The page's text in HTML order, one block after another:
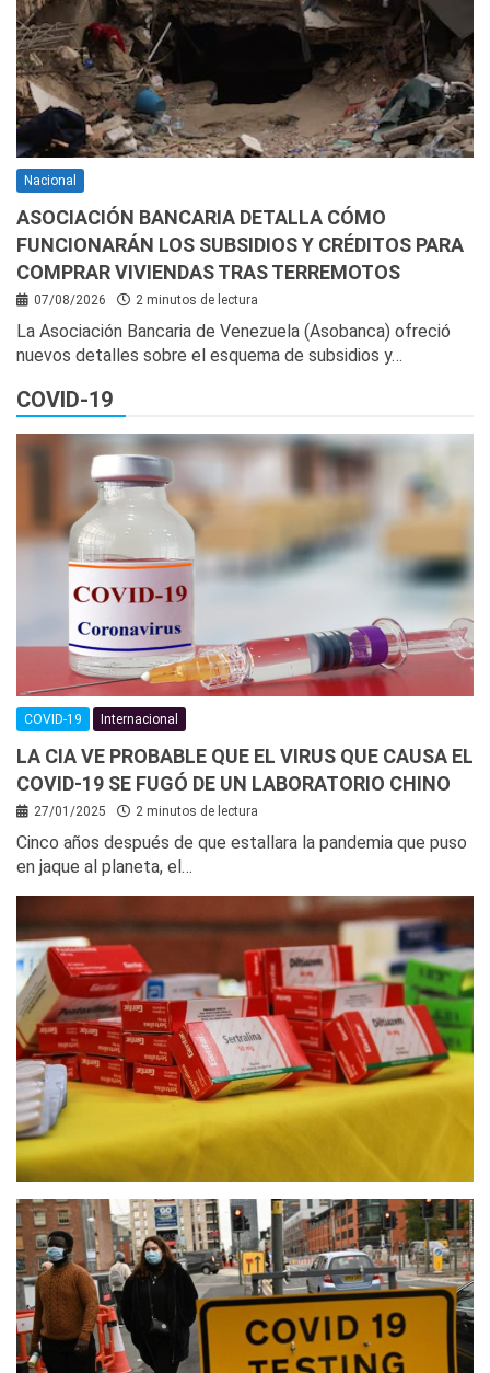
Nacional
ASOCIACIÓN BANCARIA DETALLA CÓMO
FUNCIONARÁN LOS SUBSIDIOS Y CRÉDITOS PARA
COMPRAR VIVIENDAS TRAS TERREMOTOS
07/08/2026 2 minutos de lectura
La Asociación Bancaria de Venezuela (Asobanca) ofreció
nuevos detalles sobre el esquema de subsidios y…
COVID-19
COVID-19 Internacional
LA CIA VE PROBABLE QUE EL VIRUS QUE CAUSA EL
COVID-19 SE FUGÓ DE UN LABORATORIO CHINO
27/01/2025 2 minutos de lectura
Cinco años después de que estallara la pandemia que puso
en jaque al planeta, el…